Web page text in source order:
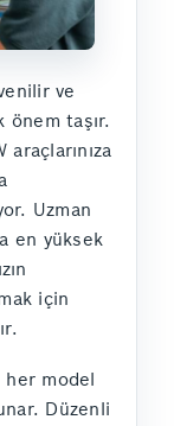
ve
önem taşır.
Uzman
en yüksek
için
her model
Düzenli